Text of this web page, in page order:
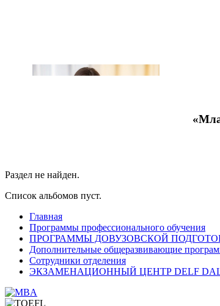
Раздел не найден.
Список альбомов пуст.
Главная
Программы профессионального обучения
ПРОГРАММЫ ДОВУЗОВСКОЙ
Дополнительные общеразвивающие
Сотрудники отделения
ЭКЗАМЕНАЦИОННЫЙ ЦЕНТР DELF